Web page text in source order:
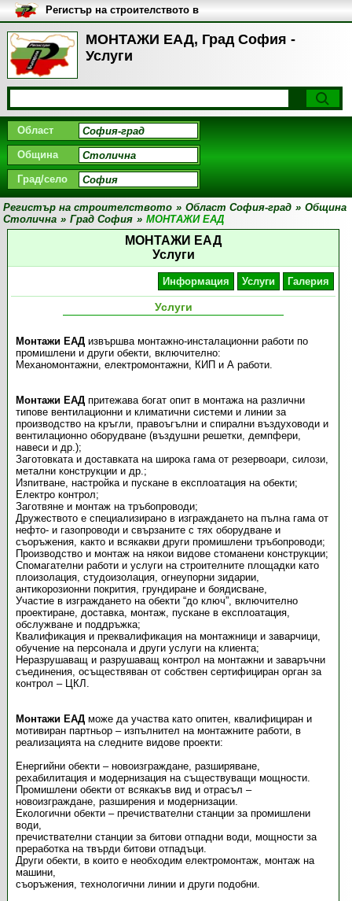
МОНТАЖИ ЕАД, Град София -
Услуги
Регистър на строителството в
България
Област
Община
Град/село
Регистър на строителството » Област София-град » Община
Столична » Град София » МОНТАЖИ ЕАД
МОНТАЖИ ЕАД
Услуги
Информация Услуги Галерия
Услуги
Монтажи ЕАДизвършва монтажно-инсталационни работи по
промишлени и други обекти, включително:
Механомонтажни, електромонтажни, КИП и А работи.
Монтажи ЕАДпритежава богат опит в монтажа на различни
типове вентилационни и климатични системи и линии за
производство на кръгли, правоъгълни и спирални въздуховоди и
вентилационно оборудване (въздушни решетки, демпфери,
навеси и др.);
Заготовката и доставката на широка гама от резервоари, силози,
метални конструкции и др.;
Изпитване, настройка и пускане в експлоатация на обекти;
Електро контрол;
Заготвяне и монтаж на тръбопроводи;
Дружеството е специализирано в изграждането на пълна гама от
нефто- и газопроводи и свързаните с тях оборудване и
съоръжения, както и всякакви други промишлени тръбопроводи;
Производство и монтаж на някои видове стоманени конструкции;
Спомагателни работи и услуги на строителните площадки като
плоизолация, студоизолация, огнеупорни зидарии,
антикорозионни покрития, грундиране и боядисване,
Участие в изграждането на обекти “до ключ”, включително
проектиране, доставка, монтаж, пускане в експлоатация,
обслужване и поддръжка;
Квалификация и преквалификация на монтажници и заварчици,
обучение на персонала и други услуги на клиента;
Неразрушаващ и разрушаващ контрол на монтажни и заваръчни
съединения, осъществяван от собствен сертифициран орган за
контрол – ЦКЛ.
Монтажи ЕАДможе да участва като опитен, квалифициран и
мотивиран партньор – изпълнител на монтажните работи, в
реализацията на следните видове проекти:
Енергийни обекти – новоизграждане, разширяване,
рехабилитация и модернизация на съществуващи мощности.
Промишлени обекти от всякакъв вид и отрасъл –
новоизграждане, разширения и модернизации.
Екологични обекти – пречиствателни станции за промишлени
води,
пречиствателни станции за битови отпадни води, мощности за
преработка на твърди битови отпадъци.
Други обекти, в които е необходим електромонтаж, монтаж на
машини,
съоръжения, технологични линии и други подобни.